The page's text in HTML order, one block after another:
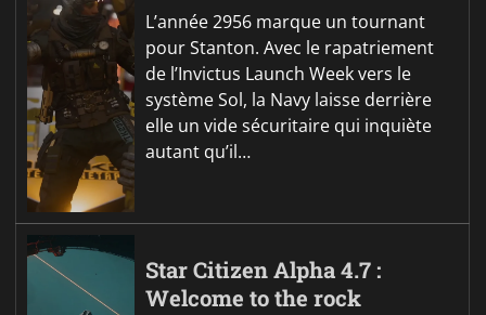
L’année 2956 marque un tournant
pour Stanton. Avec le rapatriement
de l’Invictus Launch Week vers le
système Sol, la Navy laisse derrière
elle un vide sécuritaire qui inquiète
autant qu’il…
Star Citizen Alpha 4.7 :
Welcome to the rock